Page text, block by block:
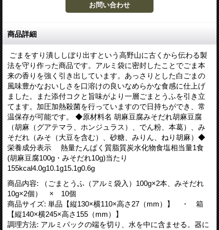
商品詳細
ごまをすり潰ししぼり出すという高野山に古くから伝わる製
法を守り作った商品です。アルミ袋に密封したことでごま本
来の香りを強く引き出しています。あっさりとした白ごまの
風味豊かなおいしさを口溶けの良いなめらかな食感に仕上げ
ました。また添付コクと旨味がより一層ごまとうふを引き立
てます。加圧加熱殺菌を行っていますので日持ちができ、常
温保存が可能です。 ◆原材料名 胡麻豆腐みそだれ胡麻豆腐
（胡麻（グアテマラ、ホンジュラス）、でん粉、本葛）、み
そだれ（みそ（大豆を含む）、砂糖、みりん、ねり胡麻）◆
栄養成分表示 熱量たんぱく質脂質炭水化物食塩相当量1食
(胡麻豆腐100g・みそだれ10g)当たり
155kcal4.0g10.1g15.1g0.6g
商品内容:
（ごまとうふ（アルミ袋入）100g×2本、みそだれ
10g×2個） × 10個
商品サイズ: 単品【縦130×横110×高さ27（mm）】 ・ 箱
【縦140×横245×高さ155（mm）】
調理方法: アルミパックの端を切り、水を中に含ませる。器に